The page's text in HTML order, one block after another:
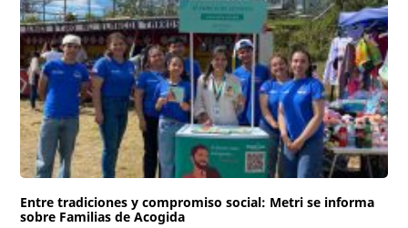
Entre tradiciones y compromiso social: Metri se informa
sobre Familias de Acogida